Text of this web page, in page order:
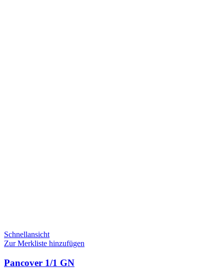
Schnellansicht
Zur Merkliste hinzufügen
Pancover 1/1 GN